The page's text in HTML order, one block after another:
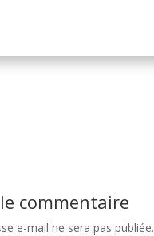
commentaire
e-mail ne sera pas publiée.